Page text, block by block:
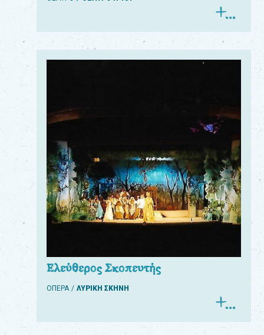
Ελεύθερος Σκοπευτής
ΟΠΕΡΑ ΛΥΡΙΚΗ ΣΚΗΝΗ